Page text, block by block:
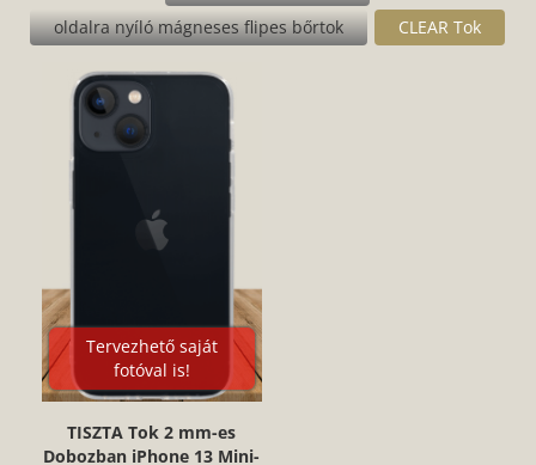
oldalra nyíló mágneses flipes bőrtok
CLEAR Tok
Tervezhető saját
fotóval is!
TISZTA Tok 2 mm-es
Dobozban iPhone 13 Mini-